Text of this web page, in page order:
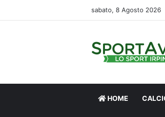
sabato, 8 Agosto 2026
HOME